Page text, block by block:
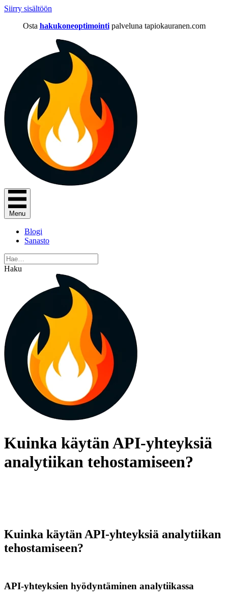
Siirry sisältöön
Osta hakukoneoptimointi palveluna tapiokauranen.com
Menu
Blogi
Sanasto
Haku
Kuinka käytän API-yhteyksiä
analytiikan tehostamiseen?
Kuinka käytän API-yhteyksiä analytiikan
tehostamiseen?
API-yhteyksien hyödyntäminen analytiikassa